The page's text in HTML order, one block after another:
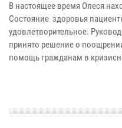
В настоящее время Олеся
Состояние здоровья
удовлетворительное.
принято решение о
помощь гражданам в